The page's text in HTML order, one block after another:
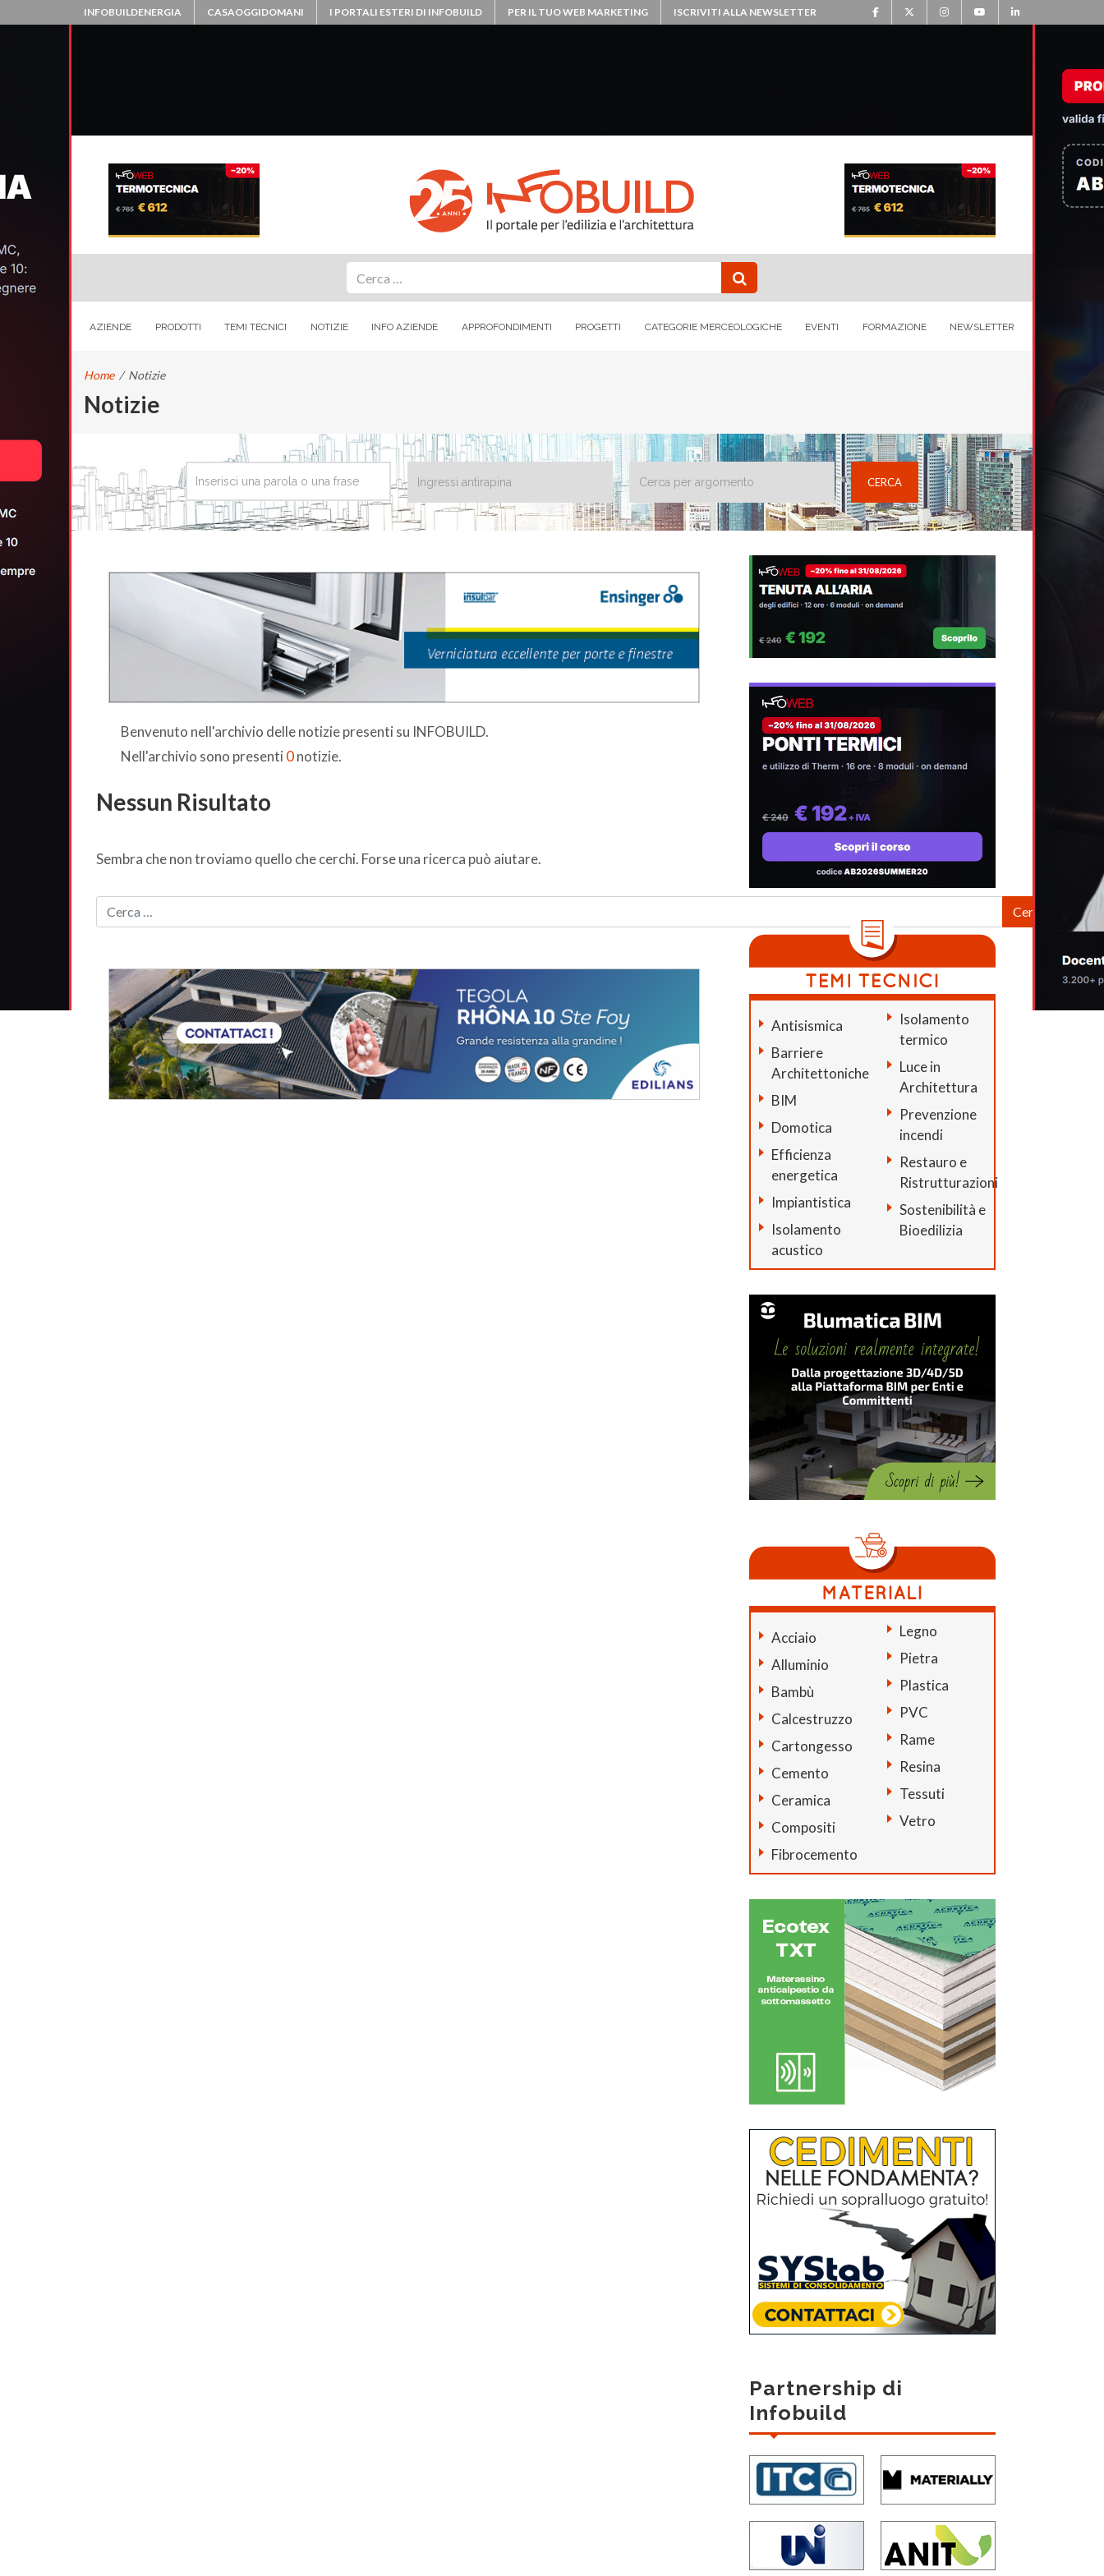
INFOBUILDENERGIA CASAOGGIDOMANI I PORTALI ESTERI DI INFOBUILD PER IL TUO WEB MARKETING ISCRIVITI ALLA NEWSLETTER
AZIENDE PRODOTTI TEMI TECNICI NOTIZIE INFO AZIENDE APPROFONDIMENTI PROGETTI CATEGORIE MERCEOLOGICHE EVENTI FORMAZIONE NEWSLETTER
Home / Notizie
Notizie
Benvenuto nell'archivio delle notizie presenti su INFOBUILD.
Nell'archivio sono presenti 0notizie.
Nessun Risultato
Sembra che non troviamo quello che cerchi. Forse una ricerca può aiutare.
Antisismica
Barriere
Architettoniche
BIM
Domotica
Efficienza
energetica
Impiantistica
Isolamento
acustico
Isolamento
termico
Luce in
Architettura
Prevenzione
incendi
Restauro e
Ristrutturazioni
Sostenibilità e
Bioedilizia
Acciaio
Alluminio
Bambù
Calcestruzzo
Cartongesso
Cemento
Ceramica
Compositi
Fibrocemento
Legno
Pietra
Plastica
PVC
Rame
Resina
Tessuti
Vetro
Partnership di
Infobuild